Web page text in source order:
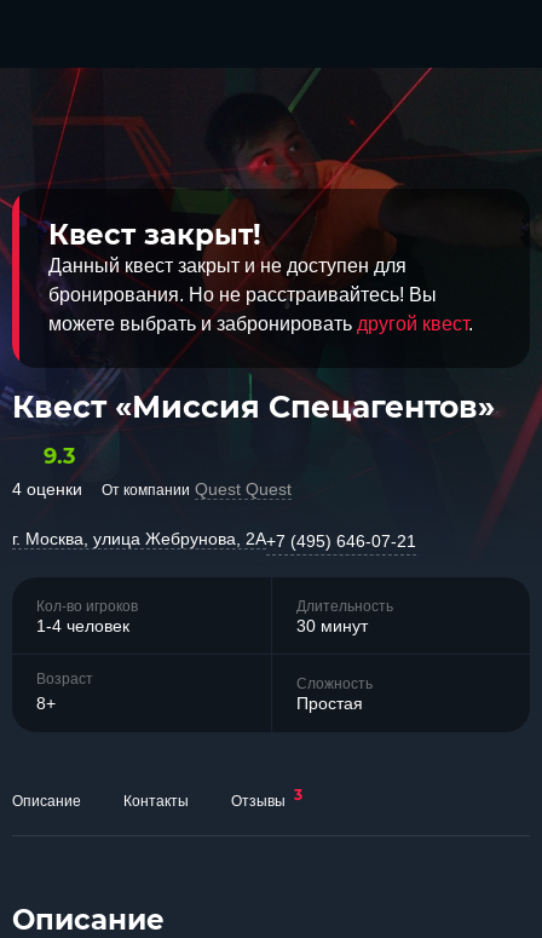
Квест закрыт!
Данный квест закрыт и не доступен для
бронирования. Но не расстраивайтесь! Вы
можете выбрать и забронировать другой квест.
Квест «Миссия Спецагентов»
9.3
4 оценки От компании Quest Quest
г. Москва, улица Жебрунова, 2А+7 (495) 646-07-21
Кол-во игроков
1-4 человек
Длительность
30 минут
Возраст
8+
Сложность
Простая
Описание Контакты Отзывы 3
Описание